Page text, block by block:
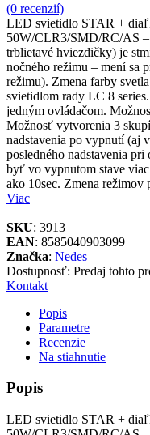
(0 recenzií)
LED svietidlo STAR +
50W/CLR3/SMD/RC/AS
trblietavé hviezdičky) je
nočného režimu – mení sa
režimu). Zmena farby
svietidlom rady LC 8
jedným ovládačom.
Možnosť vytvorenia 3
nadstavenia po vypnutí (aj
posledného nadstavenia
byť vo vypnutom stave
ako 10sec. Zmena
Viac
SKU: 3913
EAN: 8585040903099
Značka: Nedes
Dostupnosť: Predaj tohto
Kontakt
Popis
Parametre
Recenzie
Na stiahnutie
Popis
LED svietidlo STAR +